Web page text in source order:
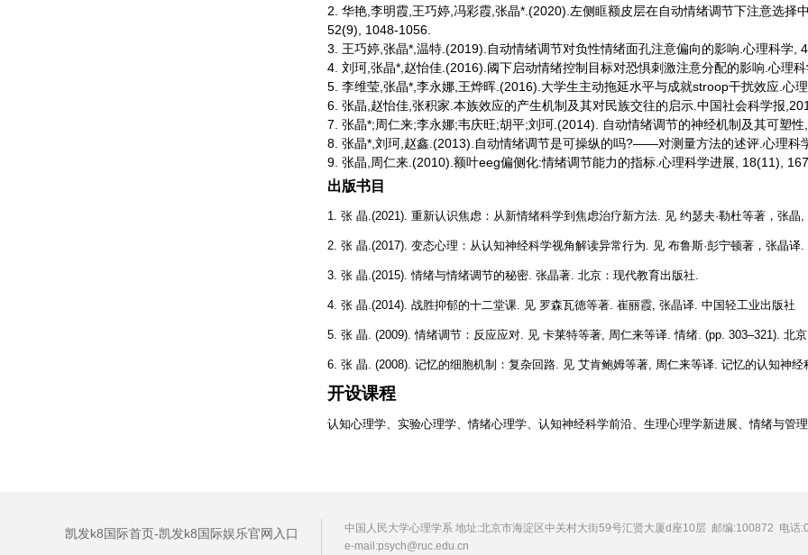
2. 华艳,李明霞,王巧婷,冯彩霞,张晶*.(2020).左侧眶额皮层在自动情绪调节下注意选择
52(9), 1048-1056.
3. 王巧婷,张晶*,温特.(2019).自动情绪调节对负性情绪面孔注意偏向的影响.心理科学,
4. 刘珂,张晶*,赵怡佳.(2016).阈下启动情绪控制目标对恐惧刺激注意分配的影响.心理
5. 李维莹,张晶*,李永娜,王烨晖.(2016).大学生主动拖延水平与成就stroop干扰效应.心
6. 张晶,赵怡佳,张积家.本族效应的产生机制及其对民族交往的启示.中国社会科学报
7. 张晶*;周仁来;李永娜;韦庆旺;胡平;刘珂.(2014). 自动情绪调节的神经机制及其可塑
8. 张晶*,刘珂,赵鑫.(2013).自动情绪调节是可操纵的吗?——对测量方法的述评.心理科
9. 张晶,周仁来.(2010).额叶eeg偏侧化:情绪调节能力的指标.心理科学进展, 18(11),
出版书目
1. 张 晶.(2021). 重新认识焦虑：从新情绪科学到焦虑治疗新方法. 见 约瑟夫·勒杜等著，张
2. 张 晶.(2017). 变态心理：从认知神经科学视角解读异常行为. 见 布鲁斯·彭宁顿著，张晶译
3. 张 晶.(2015). 情绪与情绪调节的秘密. 张晶著. 北京：现代教育出版社.
4. 张 晶.(2014). 战胜抑郁的十二堂课. 见 罗森瓦德等著. 崔丽霞, 张晶译. 中国轻工业出版社
5. 张 晶. (2009). 情绪调节：反应应对. 见 卡莱特等著, 周仁来等译. 情绪. (pp. 303–321). 北
6. 张 晶. (2008). 记忆的细胞机制：复杂回路. 见 艾肯鲍姆等著, 周仁来等译. 记忆的认知神
开设课程
认知心理学、实验心理学、情绪心理学、认知神经科学前沿、生理心理学新进展、情绪与管
凯发k8国际首页-凯发k8国际娱乐官网入口
中国人民大学心理学系 地址:北京市海淀区中关村大街59号汇贤大厦d座10层 邮编:100872 电话
e-mail:psych@ruc.edu.cn